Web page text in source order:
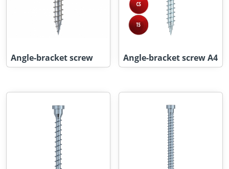
Angle-bracket screw Angle-bracket screw A4